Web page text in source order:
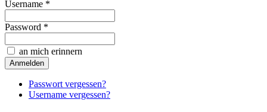
Username *
Password *
an mich erinnern
Passwort vergessen?
Username vergessen?